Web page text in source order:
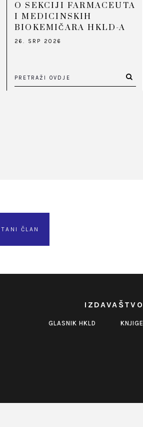
O SEKCIJI FARMACEUTA
I MEDICINSKIH
BIOKEMIČARA HKLD-A
26. SRP 2026
ČLAN
IZDAVAŠTVO
GLASNIK HKLD KNJIGE